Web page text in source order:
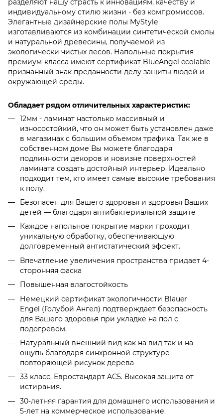
индивидуальному стилю жизни - без компромиссов.
Элегантные дизайнерские полы MyStyle
изготавливаются из комбинации синтетической смолы
и натуральной древесины, получаемой из
экологически чистых лесов. Напольные покрытия
премиум-класса имеют сертификат BlueAngel ecolable -
признанный знак преданности делу защиты людей и
окружающей среды.
Обладает рядом отличительных характеристик:
12мм - ламинат настолько массивный и
износостойкий, что он может быть установлен даже
в магазинах с большим объемом трафика. Так же в
собственном доме Вы можете благодаря
подлинности декоров и новизне поверхностей
ламината создать достойный интерьер. Идеально
подходит тем, кто имеет самые высокие требования
к полу.
Безопасен для Вашего здоровья и здоровья Ваших
детей — благодаря антибактериальной защите
Каждое напольное покрытие марки проходит
уникальную обработку, обеспечивающую
долговременный антистатический эффект.
Впечатление увеличения пространства придает 4-
сторонняя фаска
Повышенная влагостойкость
Немецкий сертификат экологичности Blauer
Engel (Голубой Ангел) подтверждает безопасность
для Вашего здоровья при укладке на пол с
подогревом.
Натуральный внешний вид как на вид так и на
ощупь благодаря синхронной структуре
повторяющей рисунок дерева
33 класс. Евростандарт AC5. Высокая защита от
истирания.
30-летняя гарантия для домашнего использования и
5-лет на коммерческое использование.